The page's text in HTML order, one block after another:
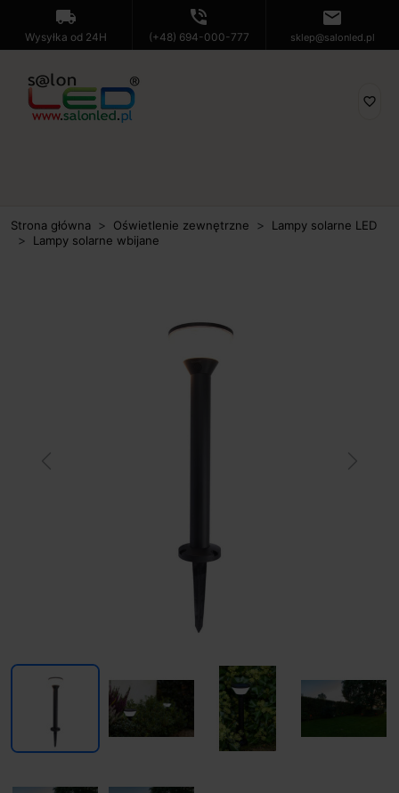
local_shipping
Wysyłka od 24H
phone_in_talk
(+48) 694-000-777
mail
sklep@salonled.pl
favorite_border
Strona główna Oświetlenie zewnętrzne
Lampy solarne LED
Lampy solarne wbijane